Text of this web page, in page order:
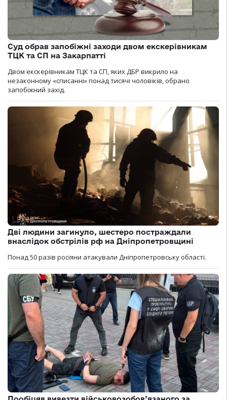
Суд обрав запобіжні заходи двом екскерівникам
ТЦК та СП на Закарпатті
Двом екскерівникам ТЦК та СП, яких ДБР викрило на
незаконному «списанні» понад тисячі чоловіків, обрано
запобіжний захід.
Дві людини загинуло, шестеро постраждали
внаслідок обстрілів рф на Дніпропетровщині
Понад 50 разів росіяни атакували Дніпропетровську області.